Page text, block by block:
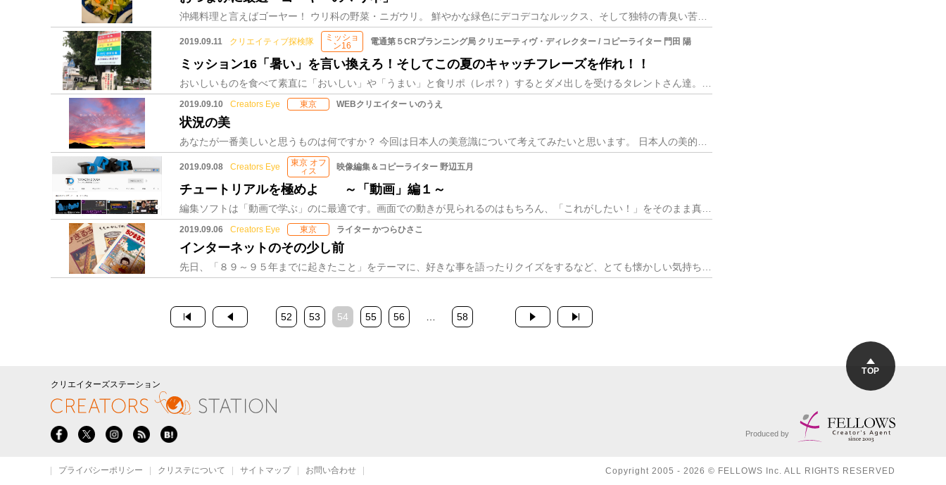
2019.09.11 クリエイティブ探検隊
ミッショ
ン16
電通第５CRプランニング局 クリエーティヴ・ディレクター / コピーライター 門田 陽
ミッション16「暑い」を言い換えろ！そしてこの夏のキャッチフレーズを作れ！！
2019.09.10 Creators Eye 東京 WEBクリエイター いのうえ
状況の美
2019.09.08 Creators Eye
東京 オフ
ィス
映像編集＆コピーライター 野辺五月
チュートリアルを極めよ ～「動画」編１～
2019.09.06 Creators Eye 東京 ライター かつらひさこ
インターネットのその少し前
52 53 54 55 56 58
TOP
クリエイターズステーション
プライバシーポリシー クリステについて サイトマップ お問い合わせ
Produced by
Copyright 2005 - 2026 © FELLOWS Inc. ALL RIGHTS RESERVED